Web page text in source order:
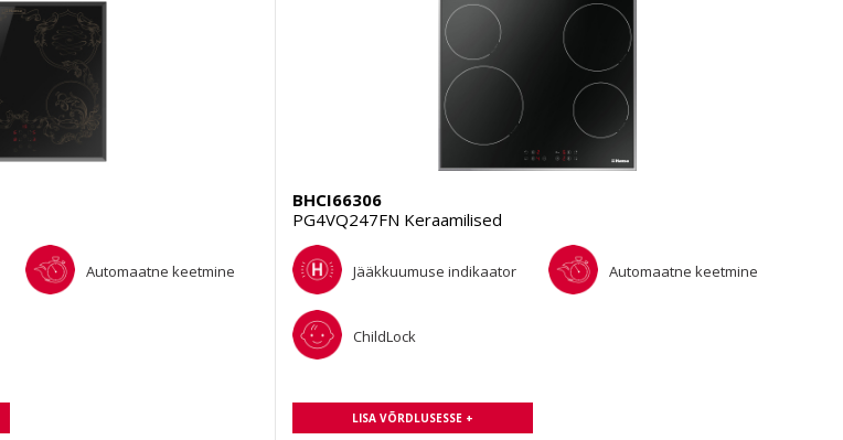
Automaatne keetmine
BHCI66306
PG4VQ247FN Keraamilised
Jääkkuumuse indikaator Automaatne keetmine
ChildLock
LISA VÕRDLUSESSE +